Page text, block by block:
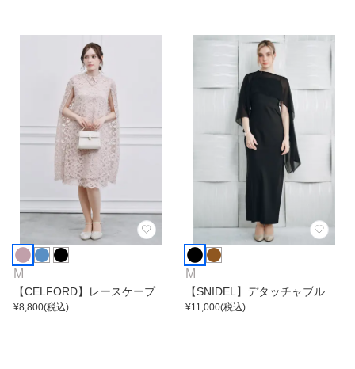
M
【CELFORD】レースケープワ
ンピース
¥8,800(税込)
M
【SNIDEL】デタッチャブルス
トールキャミワンピース
¥11,000(税込)